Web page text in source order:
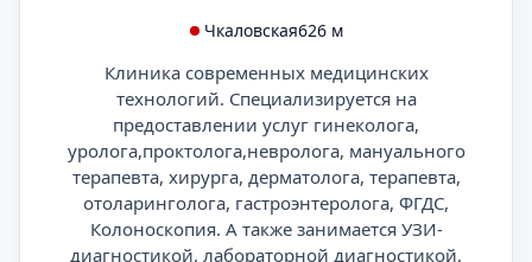
Чкаловская626 м
Клиника современных медицинских
технологий. Специализируется на
предоставлении услуг гинеколога,
уролога,проктолога,невролога, мануального
терапевта, хирурга, дерматолога, терапевта,
отоларинголога, гастроэнтеролога, ФГДС,
Колоноскопия. А также занимается УЗИ-
диагностикой, лабораторной диагностикой,